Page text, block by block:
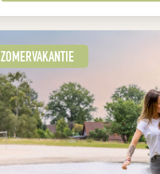
ZOMERVAKANTIE